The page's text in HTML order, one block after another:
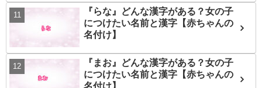
『らな』どんな漢字がある？女の子
につけたい名前と漢字【赤ちゃんの
名付け】
『まお』どんな漢字がある？女の子
につけたい名前と漢字【赤ちゃんの
名付け】